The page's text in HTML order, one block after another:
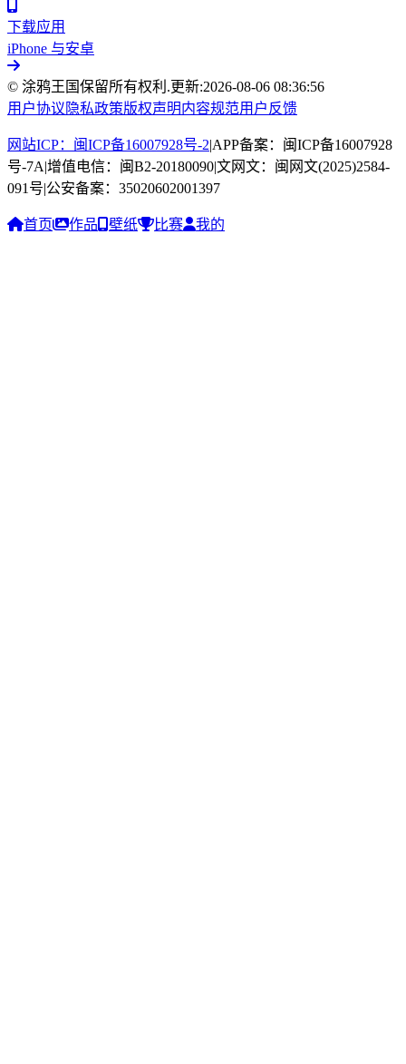
下载应用
iPhone 与安卓
© 涂鸦王国保留所有权利.更新:2026-08-06 08:36:56
用户协议 隐私政策版权声明内容规范用户反馈
网站ICP：闽ICP备16007928号-2|APP备案：闽ICP备16007928
号-7A|增值电信：闽B2-20180090|文网文：闽网文(2025)2584-
091号|公安备案：35020602001397
首页 作品 壁纸 比赛 我的